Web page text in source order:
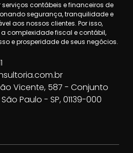
contábeis e financeiros de
segurança, tranquilidade e
aos nossos clientes. Por isso,
complexidade fiscal e contábil,
e prosperidade de seus negócios.
Vicente, 587 - Conjunto
Paulo - SP, 01139-000